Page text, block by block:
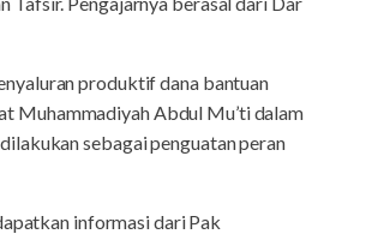
produktif dana bantuan
Muhammadiyah Abdul Mu’ti dalam
sebagai penguatan peran
informasi dari Pak